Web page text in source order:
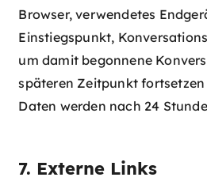
Browser, verwendetes
Einstiegspunkt,
um damit begonnene
späteren Zeitpunkt fortsetzen
Daten werden nach 24
7. Externe Links